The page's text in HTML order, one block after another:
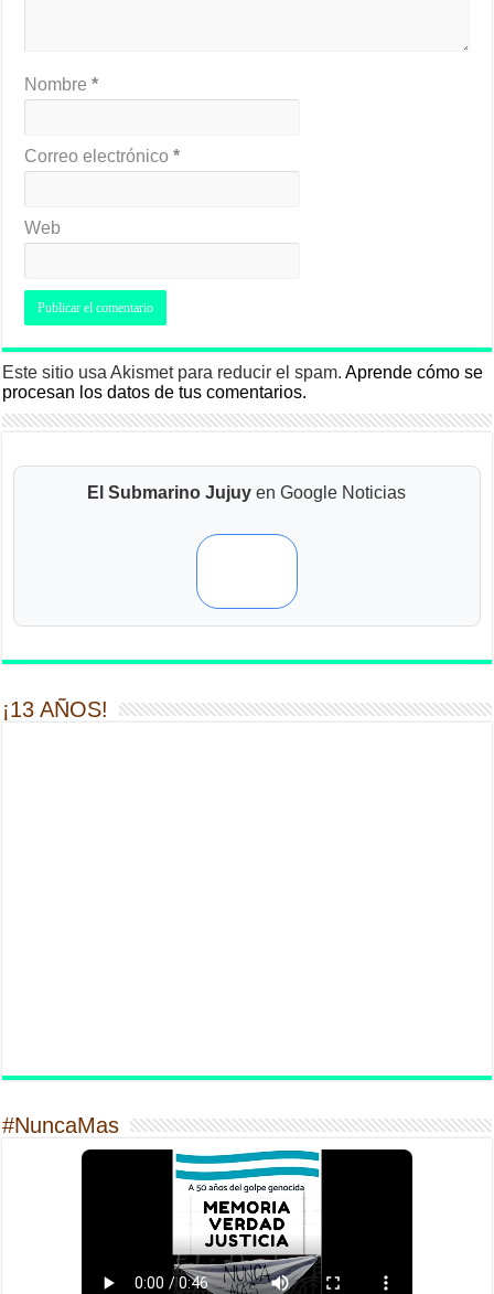
Nombre*
Correo electrónico*
Web
Este sitio usa Akismet para reducir el spam.Aprende cómo se
procesan los datos de tus comentarios.
El Submarino Jujuy en Google Noticias
¡13 AÑOS!
#NuncaMas